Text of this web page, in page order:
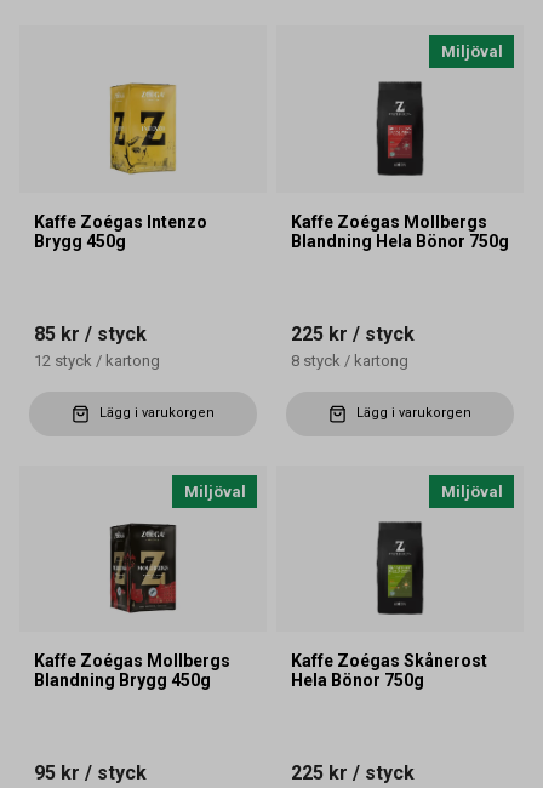
Kaffe Zoégas Intenzo
Brygg 450g
85 kr / styck
12 styck / kartong
Lägg i varukorgen
Miljöval
Kaffe Zoégas Mollbergs
Blandning Hela Bönor 750g
225 kr / styck
8 styck / kartong
Lägg i varukorgen
Miljöval
Kaffe Zoégas Mollbergs
Blandning Brygg 450g
95 kr / styck
Miljöval
Kaffe Zoégas Skånerost
Hela Bönor 750g
225 kr / styck